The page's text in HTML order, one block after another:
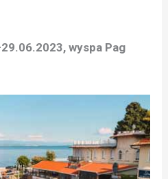
wyspa Pag